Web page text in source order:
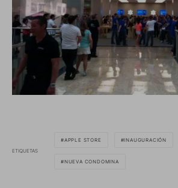
ETIQUETAS
APPLE STORE INAUGURACIÓN
NUEVA CONDOMINA